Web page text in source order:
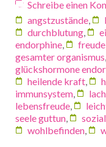
Schreibe einen
angstzustände
durchblutung
endorphine
freude
gesamter organismus
glückshormone
heilende kraft
immunsystem
lebensfreude
seele guttun
wohlbefinden